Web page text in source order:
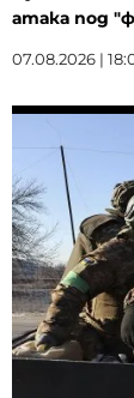
атака под
07.08.2026 |